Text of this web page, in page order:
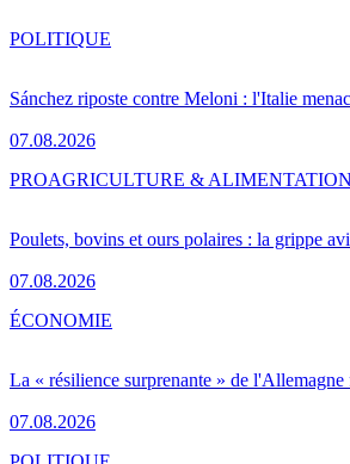
Sánchez riposte contre Meloni : l'Italie
07.08.2026
POLITIQUE
Poulets, bovins et ours polaires : la grippe
07.08.2026
PROAGRICULTURE & ALIMENTATION
La « résilience surprenante » de
07.08.2026
ÉCONOMIE